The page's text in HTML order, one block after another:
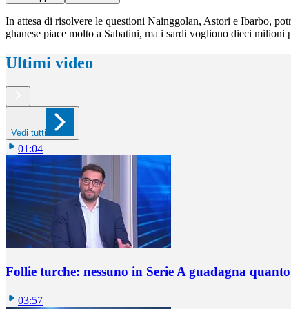
In attesa di risolvere le questioni Nainggolan, Astori e Ibarbo,
ghanese piace molto a Sabatini, ma i sardi vogliono dieci
Ultimi video
Vedi tutti
01:04
Follie turche: nessuno in Serie A guadagna
03:57